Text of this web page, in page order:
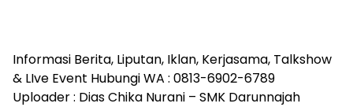
Informasi Berita, Liputan, Iklan, Kerjasama, Talkshow
& LIve Event Hubungi WA : 0813-6902-6789
Uploader : Dias Chika Nurani – SMK Darunnajah